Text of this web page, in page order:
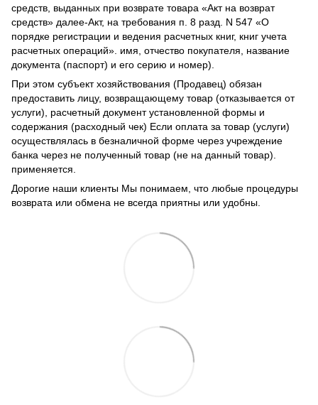
средств, выданных при возврате товара «Акт на возврат
средств» далее-Акт, на требования п. 8 разд. N 547 «О
порядке регистрации и ведения расчетных книг, книг учета
расчетных операций». имя, отчество покупателя, название
документа (паспорт) и его серию и номер).
При этом субъект хозяйствования (Продавец) обязан
предоставить лицу, возвращающему товар (отказывается от
услуги), расчетный документ установленной формы и
содержания (расходный чек) Если оплата за товар (услуги)
осуществлялась в безналичной форме через учреждение
банка через не полученный товар (не на данный товар).
применяется.
Дорогие наши клиенты Мы понимаем, что любые процедуры
возврата или обмена не всегда приятны или удобны.